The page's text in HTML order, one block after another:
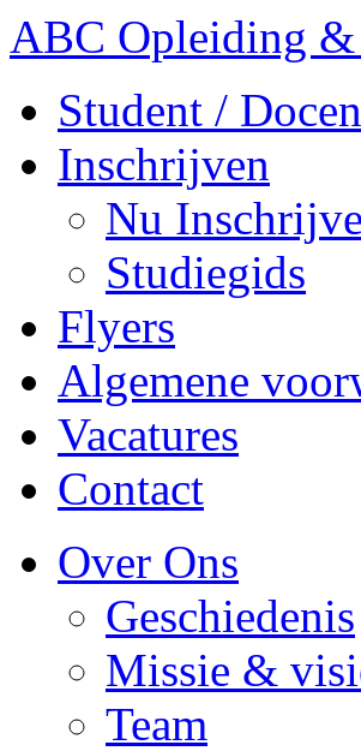
ABC Opleiding &
Student /
Inschrijven
Nu
Studiegids
Flyers
Algemene
Vacatures
Contact
Over Ons
Geschiedenis
Missie &
Team